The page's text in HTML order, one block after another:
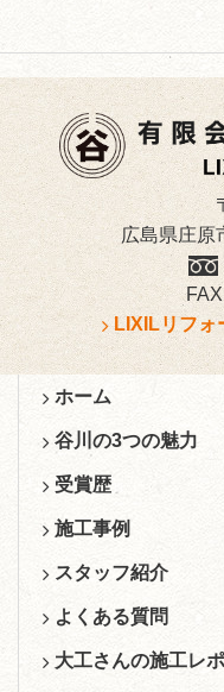
広島県庄原
LIXILリフォ
ホーム
谷川の3つの魅力
受賞歴
施工事例
スタッフ紹介
よくある質問
大工さんの施工レ